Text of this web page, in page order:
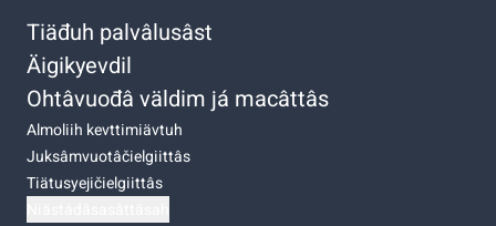
Tiäđuh palvâlusâst
Äigikyevdil
Ohtâvuođâ väldim já macâttâs
Almoliih kevttimiävtuh
Juksâmvuotâčielgiittâs
Tiätusyejičielgiittâs